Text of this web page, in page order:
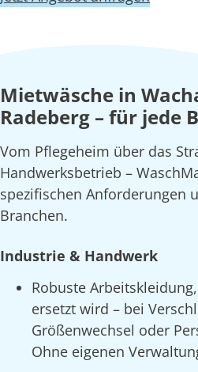
Mietwäsche in
Radeberg – für jede
Vom Pflegeheim über das
Handwerksbetrieb –
spezifischen Anforderungen
Branchen.
Industrie & Handwerk
Robuste
ersetzt wird – bei
Größenwechsel oder
Ohne eigenen